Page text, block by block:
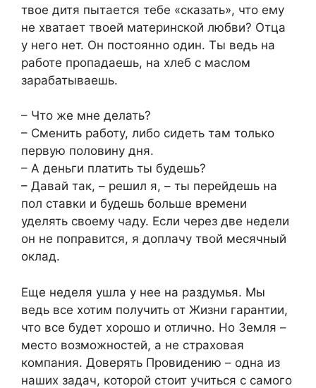
твое дитя пытается тебе «сказать», что ему
не хватает твоей материнской любви? Отца
у него нет. Он постоянно один. Ты ведь на
работе пропадаешь, на хлеб с маслом
зарабатываешь.
– Что же мне делать?
– Сменить работу, либо сидеть там только
первую половину дня.
– А деньги платить ты будешь?
– Давай так, – решил я, – ты перейдешь на
пол ставки и будешь больше времени
уделять своему чаду. Если через две недели
он не поправится, я доплачу твой месячный
оклад.
Еще неделя ушла у нее на раздумья. Мы
ведь все хотим получить от Жизни гарантии,
что все будет хорошо и отлично. Но Земля –
место возможностей, а не страховая
компания. Доверять Провидению – одна из
наших задач, которой стоит учиться с самого